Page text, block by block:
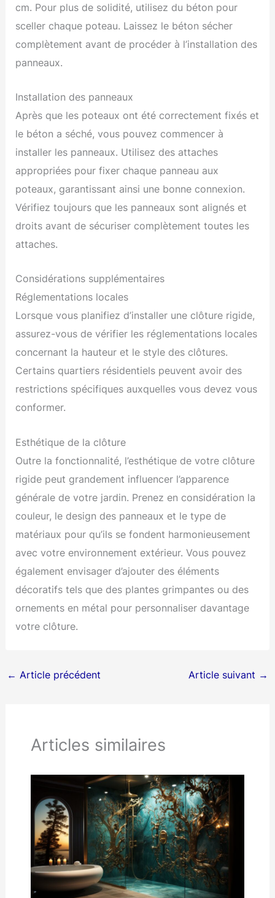
cm. Pour plus de solidité, utilisez du béton pour
sceller chaque poteau. Laissez le béton sécher
complètement avant de procéder à l’installation des
panneaux.
Installation des panneaux
Après que les poteaux ont été correctement fixés et
le béton a séché, vous pouvez commencer à
installer les panneaux. Utilisez des attaches
appropriées pour fixer chaque panneau aux
poteaux, garantissant ainsi une bonne connexion.
Vérifiez toujours que les panneaux sont alignés et
droits avant de sécuriser complètement toutes les
attaches.
Considérations supplémentaires
Réglementations locales
Lorsque vous planifiez d’installer une clôture rigide,
assurez-vous de vérifier les réglementations locales
concernant la hauteur et le style des clôtures.
Certains quartiers résidentiels peuvent avoir des
restrictions spécifiques auxquelles vous devez vous
conformer.
Esthétique de la clôture
Outre la fonctionnalité, l’esthétique de votre clôture
rigide peut grandement influencer l’apparence
générale de votre jardin. Prenez en considération la
couleur, le design des panneaux et le type de
matériaux pour qu’ils se fondent harmonieusement
avec votre environnement extérieur. Vous pouvez
également envisager d’ajouter des éléments
décoratifs tels que des plantes grimpantes ou des
ornements en métal pour personnaliser davantage
votre clôture.
← Article précédent Article suivant →
Articles similaires